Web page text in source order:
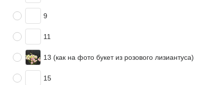
9
11
13 (как на фото букет из розового лизиантуса)
15